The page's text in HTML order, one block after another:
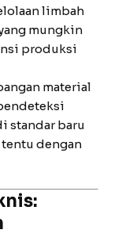
limbah
mungkin
produksi
material
standar baru
dengan